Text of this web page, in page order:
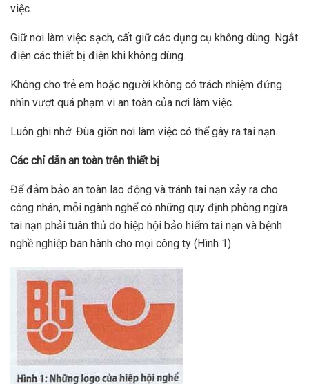
việc.
Giữ nơi làm việc sạch, cất giữ các dụng cụ không dùng. Ngắt
điện các thiết bị điện khi không dùng.
Không cho trẻ em hoặc người không có trách nhiệm đứng
nhìn vượt quá phạm vi an toàn của nơi làm việc.
Luôn ghi nhớ: Đùa giỡn nơi làm việc có thể gây ra tai nạn.
Các chỉ dẫn an toàn trên thiết bị
Để đảm bảo an toàn lao động và tránh tai nạn xảy ra cho
công nhân, mỗi ngành nghể có những quy định phòng ngừa
tai nạn phải tuân thủ do hiệp hội bảo hiểm tai nạn và bệnh
nghề nghiệp ban hành cho mọi công ty (Hình 1).